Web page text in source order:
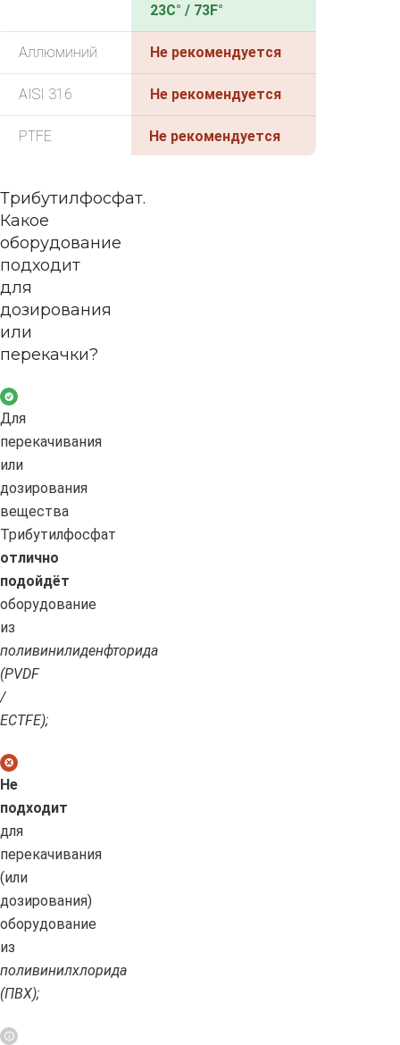
23C° / 73F°
Аллюминий Не рекомендуется
AISI 316 Не рекомендуется
PTFE Не рекомендуется
Трибутилфосфат.
Какое
оборудование
подходит
для
дозирования
или
перекачки?
Для
перекачивания
или
дозирования
вещества
Трибутилфосфат
отлично
подойдёт
оборудование
из
поливинилиденфторида
(PVDF
/
ECTFE);
Не
подходит
для
перекачивания
(или
дозирования)
оборудование
из
поливинилхлорида
(ПВХ);